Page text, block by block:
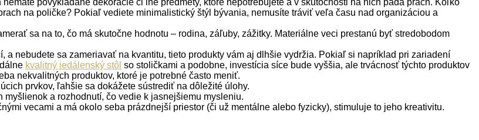
povykladané dekorácie či iné predmety, ktoré nepotrebujete a v skutočnosti na nich padá prach. Koľko
na poličke? Pokiaľ vediete minimalistický štýl bývania, nemusíte tráviť veľa času nad organizáciou a
sa na to, čo má skutočne hodnotu – rodina, záľuby, zážitky. Materiálne veci prestanú byť stredobodom
a nebudete sa zameriavať na kvantitu, tieto produkty vám aj dlhšie vydržia. Pokiaľ si napríklad pri zariadení
kvalitný jedálenský stôl so stoličkami a podobne, investícia síce bude vyššia, ale trvácnosť týchto produktov
nekvalitných produktov, ktoré je potrebné často meniť.
prvkov, ľahšie sa dokážete sústrediť na dôležité úlohy.
a rozhodnutí, čo vedie k jasnejšiemu mysleniu.
vecami a má okolo seba prázdnejší priestor (či už mentálne alebo fyzicky), stimuluje to jeho kreativitu.